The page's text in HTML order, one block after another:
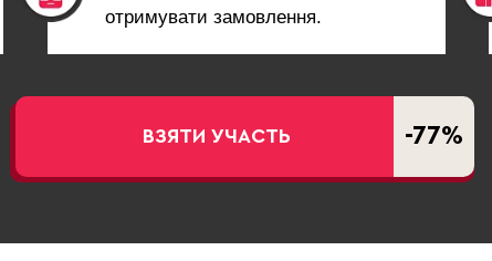
ВЗЯТИ УЧАСТЬ -77%
отримувати замовлення.